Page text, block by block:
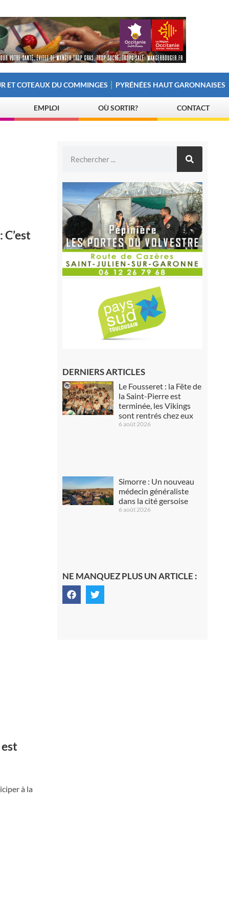
ET COTEAUX DU COMMINGES PYRÉNÉES HAUT GARONNAISES
EMPLOI OÙ SORTIR? CONTACT
à la
DERNIERS ARTICLES
Le Fousseret : la Fête de
la Saint-Pierre est
terminée, les Vikings
sont rentrés chez eux
6 août 2026
Simorre : Un nouveau
médecin généraliste
dans la cité gersoise
6 août 2026
NE MANQUEZ PLUS UN ARTICLE :